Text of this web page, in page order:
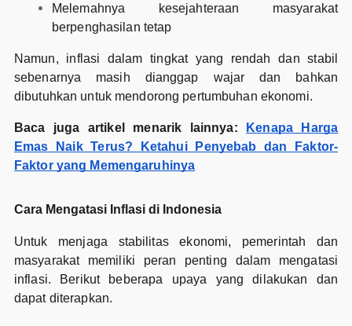
Melemahnya kesejahteraan masyarakat
berpenghasilan tetap
Namun, inflasi dalam tingkat yang rendah dan stabil
sebenarnya masih dianggap wajar dan bahkan
dibutuhkan untuk mendorong pertumbuhan ekonomi.
Baca juga artikel menarik lainnya:
Kenapa Harga
Emas Naik Terus? Ketahui Penyebab dan Faktor-
Faktor yang Memengaruhinya
Cara Mengatasi Inflasi di Indonesia
Untuk menjaga stabilitas ekonomi, pemerintah dan
masyarakat memiliki peran penting dalam mengatasi
inflasi. Berikut beberapa upaya yang dilakukan dan
dapat diterapkan.